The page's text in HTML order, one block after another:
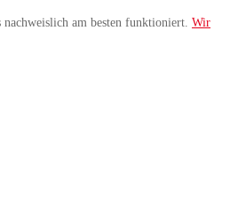
am besten funktioniert. Wir